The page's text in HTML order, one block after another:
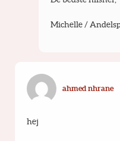
Michelle /
ahmed nhrane
hej